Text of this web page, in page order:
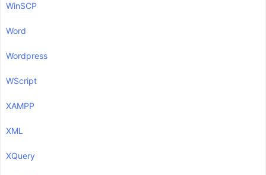
WinSCP
Word
Wordpress
WScript
XAMPP
XML
XQuery